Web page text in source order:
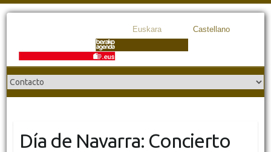
Euskara Castellano
Día de Navarra: Concierto